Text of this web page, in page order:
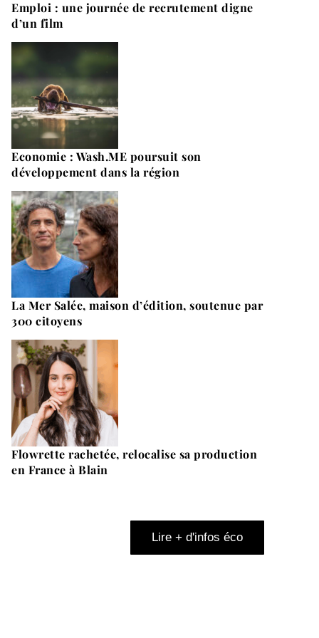
Emploi : une journée de recrutement digne
d’un film
Economie : Wash.ME poursuit son
développement dans la région
La Mer Salée, maison d’édition, soutenue par
300 citoyens
Flowrette rachetée, relocalise sa production
en France à Blain
Lire + d'infos éco